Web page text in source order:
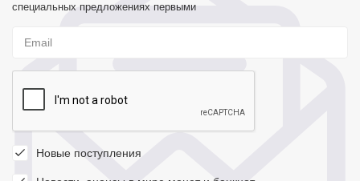
специальных предложениях первыми
Новые поступления